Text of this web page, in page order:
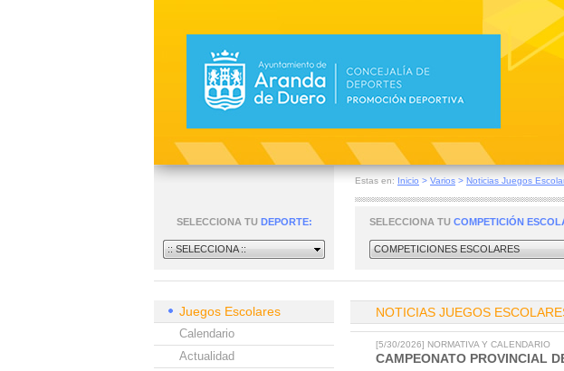
Estas en: Inicio > Varios > Noticias Juegos
SELECCIONA TU DEPORTE:
:: SELECCIONA ::
SELECCIONA TU COMPETICIÓN
COMPETICIONES ESCOLARES
Juegos Escolares
Calendario
Actualidad
NOTICIAS JUEGOS
[5/30/2026] NORMATIVA Y CALENDARIO
CAMPEONATO PROVINCIAL